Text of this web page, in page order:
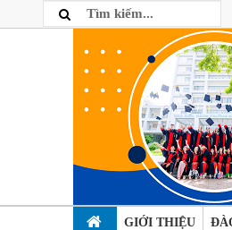
GIỚI THIỆU